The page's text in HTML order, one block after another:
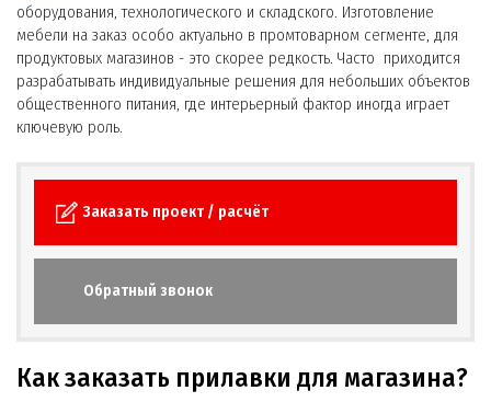
оборудования, технологического и складского. Изготовление
мебели на заказ особо актуально в промтоварном сегменте, для
продуктовых магазинов - это скорее редкость. Часто приходится
разрабатывать индивидуальные решения для небольших объектов
общественного питания, где интерьерный фактор иногда играет
ключевую роль.
Заказать проект / расчёт
Обратный звонок
Как заказать прилавки для магазина?